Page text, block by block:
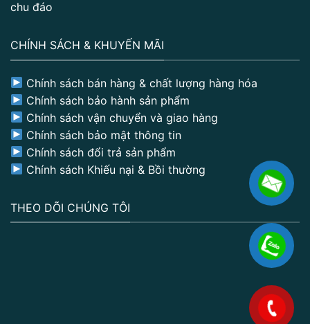
chu đáo
CHÍNH SÁCH & KHUYẾN MÃI
Chính sách bán hàng & chất lượng hàng hóa
Chính sách bảo hành sản phẩm
Chính sách vận chuyển và giao hàng
Chính sách bảo mật thông tin
Chính sách đổi trả sản phẩm
Chính sách Khiếu nại & Bồi thường
THEO DÕI CHÚNG TÔI
.